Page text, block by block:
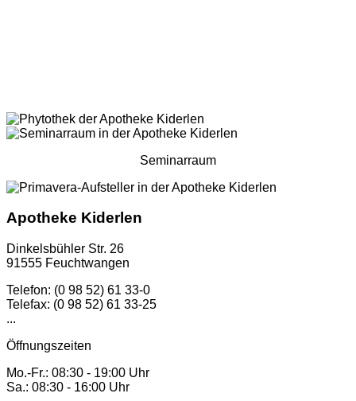
Seminarraum
Apotheke Kiderlen
Dinkelsbühler Str. 26
91555 Feuchtwangen
Telefon: (0 98 52) 61 33-0
Telefax: (0 98 52) 61 33-25
...
Öffnungszeiten
Mo.-Fr.: 08:30 - 19:00 Uhr
Sa.: 08:30 - 16:00 Uhr